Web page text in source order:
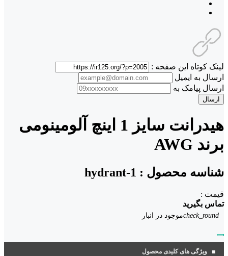
لینک کوتاه این صفحه :
ارسال به ایمیل
ارسال پیامک به
ارسال
هیدرانت سایز 1 اینچ آلومینومی
برند AWG
شناسه محصول : hydrant-1
قیمت :
تماس بگیرید
check_roundموجود در انبار
ویژگی های کلیدی محصول